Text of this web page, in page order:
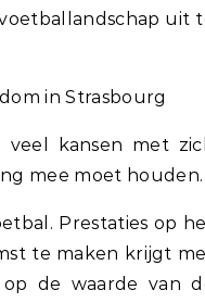
uit
in Strasbourg
veel kansen met
mee moet houden.
Prestaties op
te maken krijgt
de waarde van